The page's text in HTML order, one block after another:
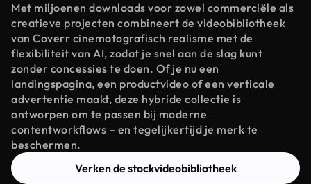
Met miljoenen downloads voor zowel commerciële als
creatieve projecten combineert de videobibliotheek
van Coverr cinematografisch realisme met de
flexibiliteit van AI, zodat je snel aan de slag kunt
zonder concessies te doen. Of je nu een
landingspagina, een productvideo of een verticale
advertentie maakt, deze hybride collectie is
ontworpen om te passen bij moderne
contentworkflows – en tegelijkertijd je merk te
beschermen.
Verken de stockvideobibliotheek